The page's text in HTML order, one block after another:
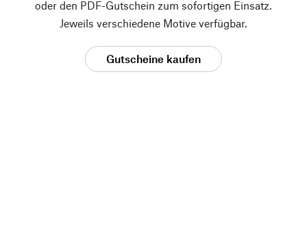
oder den PDF-Gutschein zum sofortigen Einsatz.
Jeweils verschiedene Motive verfügbar.
Gutscheine kaufen